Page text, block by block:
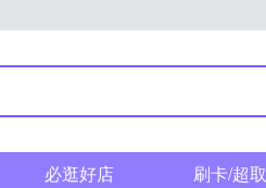
必逛好店 刷卡/超取